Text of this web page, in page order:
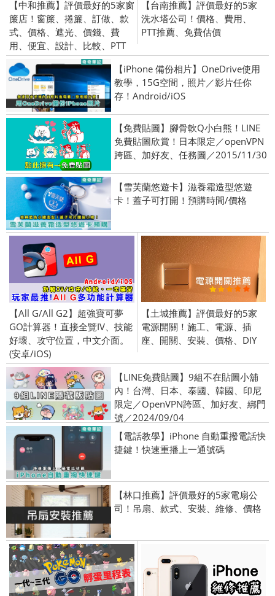
【中和推薦】評價最好的5家窗
簾店！窗簾、捲簾、訂做、款
式、價格、遮光、價錢、費
用、便宜、設計、比較、PTT
【台南推薦】評價最好的5家
洗水塔公司！價格、費用、
PTT推薦、免費估價
【iPhone 備份相片】OneDrive使用
教學，15G空間，照片／影片任你
存！Android/iOS
【免費貼圖】腳骨軟Q小白熊！LINE
免費貼圖欣賞！日本限定／openVPN
跨區、加好友、任務圖／2015/11/30
【雪芙蘭悠遊卡】滋養霜造型悠遊
卡！蓋子可打開！預購時間/價格
【All G/All G2】超強寶可夢
GO計算器！直接全覽IV、技能
好壞、攻守位置，中文介面。
(安卓/iOS)
【土城推薦】評價最好的5家
電源開關！施工、電源、插
座、開關、安裝、價格、DIY
【LINE免費貼圖】9組不在貼圖小舖
內！台灣、日本、泰國、韓國、印尼
限定／OpenVPN跨區、加好友、綁門
號／2024/09/04
【電話教學】iPhone 自動重撥電話快
捷鍵！快速重播上一通號碼
【林口推薦】評價最好的5家電扇公
司！吊扇、款式、安裝、維修、價格